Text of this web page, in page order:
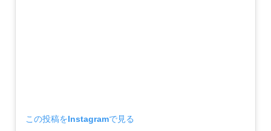
この投稿をInstagramで見る